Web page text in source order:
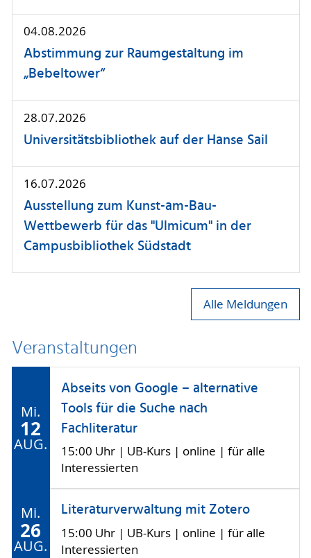
04.08.2026
Abstimmung zur Raumgestaltung im
„Bebeltower“
28.07.2026
Universitätsbibliothek auf der Hanse Sail
16.07.2026
Ausstellung zum Kunst-am-Bau-
Wettbewerb für das "Ulmicum" in der
Campusbibliothek Südstadt
Alle Meldungen
Veranstaltungen
Mi.
12
AUG.
Abseits von Google – alternative
Tools für die Suche nach
Fachliteratur
15:00 Uhr | UB-Kurs | online | für alle
Interessierten
Mi.
26
AUG.
Literaturverwaltung mit Zotero
15:00 Uhr | UB-Kurs | online | für alle
Interessierten